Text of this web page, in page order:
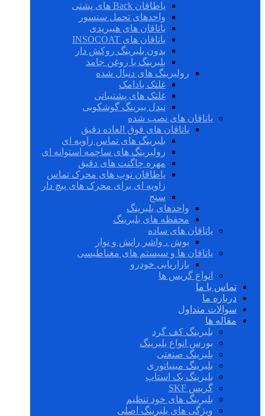
یاطاقان Back های پشتی
واحدهای تحمل سنسور
یاتاقان های هیبریدی
یاتاقان های INSOCOAT
بدون بلبرینگ روکش دار
بلبرینگ با روغن جامد
رولبرینگ های دنبال شده
غلتک بادامک
غلتک های پشتیبانی
نیدل بیرینگ گوشکوبی
یاتاقان های نصب شده
یاتاقان های فوق العاده دقیق
بلبرینگ های تماس زاویه ای
رولبرینگ های ساچمه استوانه ای
مهره چاگنت های دقیق
یاطاقان توپ های محرک تماس
زاویه ای برای محرک های پیچ دار
سنج
واحدهای بلبرینگ
محفظه های بلبرینگ
یاتاقان های ساده
بوش ، واشر رانش و نوار
یاتاقان ها و سیستم های مغناطیسی
بازاریابی خودرو
انواع گریس ها
تماس با ما
درباره ما
سوالات متداول
مقاله ها
بلبرینگ کف گرد
بورس انواع بلبرینگ
بلبرینگ صنعتی
بلبرینگ مینیاتوری
بلبرینگ بک استاپ
گریس SKF
بلبرینگ های خود تنظیم
ویژگی های بلبرینگ اصلی